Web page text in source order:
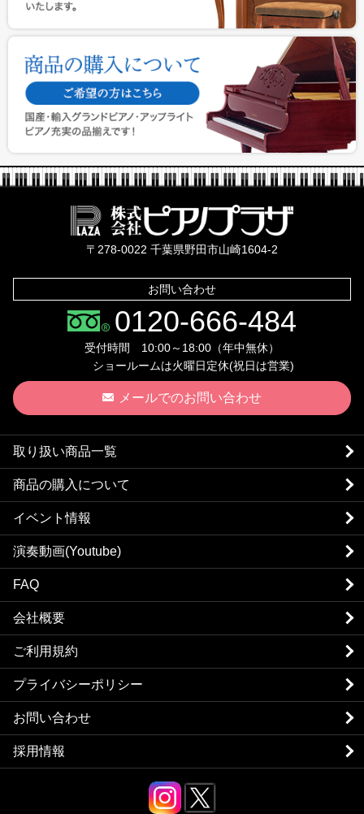
〒278-0022 千葉県野田市山崎1604-2
お問い合わせ
0120-666-484
受付時間 10:00～18:00（年中無休）
ショールームは火曜日定休(祝日は営業)
メールでのお問い合わせ
取り扱い商品一覧
商品の購入について
イベント情報
演奏動画(Youtube)
FAQ
会社概要
ご利用規約
プライバシーポリシー
お問い合わせ
採用情報